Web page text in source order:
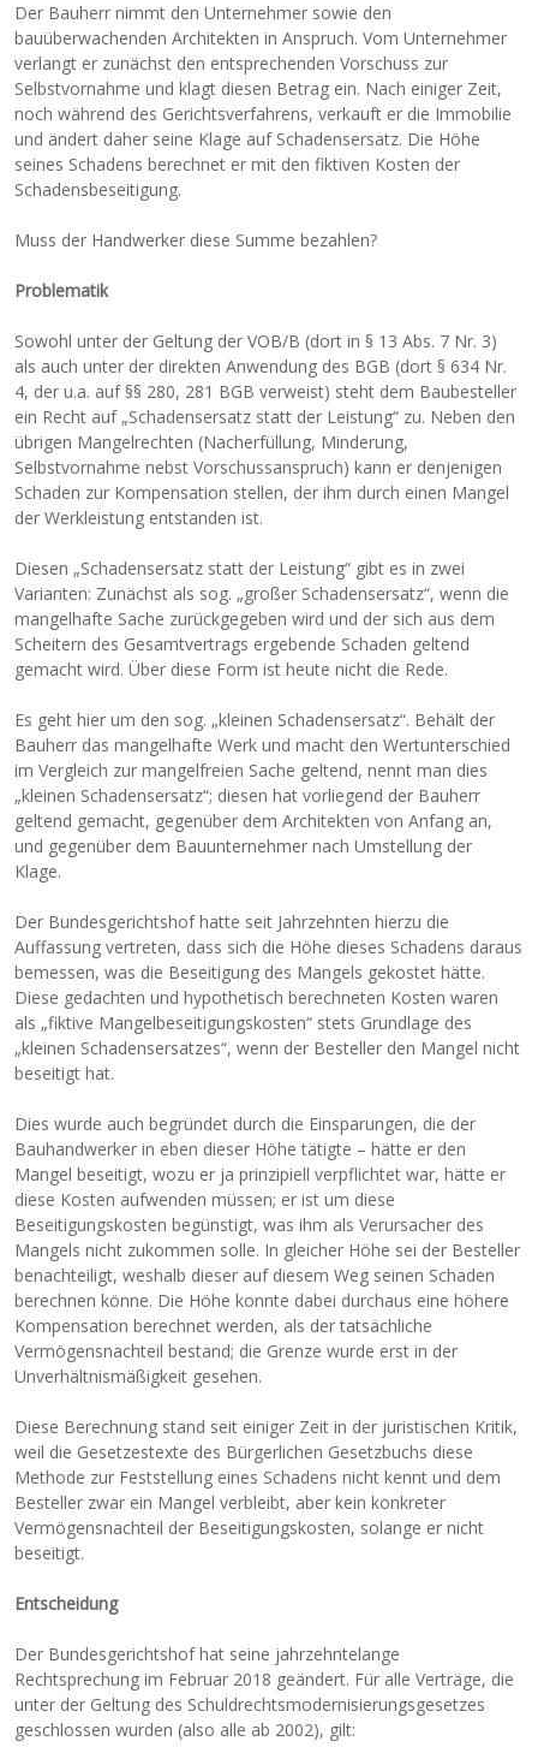
Der Bauherr nimmt den Unternehmer sowie den
bauüberwachenden Architekten in Anspruch. Vom Unternehmer
verlangt er zunächst den entsprechenden Vorschuss zur
Selbstvornahme und klagt diesen Betrag ein. Nach einiger Zeit,
noch während des Gerichtsverfahrens, verkauft er die Immobilie
und ändert daher seine Klage auf Schadensersatz. Die Höhe
seines Schadens berechnet er mit den fiktiven Kosten der
Schadensbeseitigung.
Muss der Handwerker diese Summe bezahlen?
Problematik
Sowohl unter der Geltung der VOB/B (dort in § 13 Abs. 7 Nr. 3)
als auch unter der direkten Anwendung des BGB (dort § 634 Nr.
4, der u.a. auf §§ 280, 281 BGB verweist) steht dem Baubesteller
ein Recht auf „Schadensersatz statt der Leistung“ zu. Neben den
übrigen Mangelrechten (Nacherfüllung, Minderung,
Selbstvornahme nebst Vorschussanspruch) kann er denjenigen
Schaden zur Kompensation stellen, der ihm durch einen Mangel
der Werkleistung entstanden ist.
Diesen „Schadensersatz statt der Leistung“ gibt es in zwei
Varianten: Zunächst als sog. „großer Schadensersatz“, wenn die
mangelhafte Sache zurückgegeben wird und der sich aus dem
Scheitern des Gesamtvertrags ergebende Schaden geltend
gemacht wird. Über diese Form ist heute nicht die Rede.
Es geht hier um den sog. „kleinen Schadensersatz“. Behält der
Bauherr das mangelhafte Werk und macht den Wertunterschied
im Vergleich zur mangelfreien Sache geltend, nennt man dies
„kleinen Schadensersatz“; diesen hat vorliegend der Bauherr
geltend gemacht, gegenüber dem Architekten von Anfang an,
und gegenüber dem Bauunternehmer nach Umstellung der
Klage.
Der Bundesgerichtshof hatte seit Jahrzehnten hierzu die
Auffassung vertreten, dass sich die Höhe dieses Schadens daraus
bemessen, was die Beseitigung des Mangels gekostet hätte.
Diese gedachten und hypothetisch berechneten Kosten waren
als „fiktive Mangelbeseitigungskosten“ stets Grundlage des
„kleinen Schadensersatzes“, wenn der Besteller den Mangel nicht
beseitigt hat.
Dies wurde auch begründet durch die Einsparungen, die der
Bauhandwerker in eben dieser Höhe tätigte – hätte er den
Mangel beseitigt, wozu er ja prinzipiell verpflichtet war, hätte er
diese Kosten aufwenden müssen; er ist um diese
Beseitigungskosten begünstigt, was ihm als Verursacher des
Mangels nicht zukommen solle. In gleicher Höhe sei der Besteller
benachteiligt, weshalb dieser auf diesem Weg seinen Schaden
berechnen könne. Die Höhe konnte dabei durchaus eine höhere
Kompensation berechnet werden, als der tatsächliche
Vermögensnachteil bestand; die Grenze wurde erst in der
Unverhältnismäßigkeit gesehen.
Diese Berechnung stand seit einiger Zeit in der juristischen Kritik,
weil die Gesetzestexte des Bürgerlichen Gesetzbuchs diese
Methode zur Feststellung eines Schadens nicht kennt und dem
Besteller zwar ein Mangel verbleibt, aber kein konkreter
Vermögensnachteil der Beseitigungskosten, solange er nicht
beseitigt.
Entscheidung
Der Bundesgerichtshof hat seine jahrzehntelange
Rechtsprechung im Februar 2018 geändert. Für alle Verträge, die
unter der Geltung des Schuldrechtsmodernisierungsgesetzes
geschlossen wurden (also alle ab 2002), gilt: